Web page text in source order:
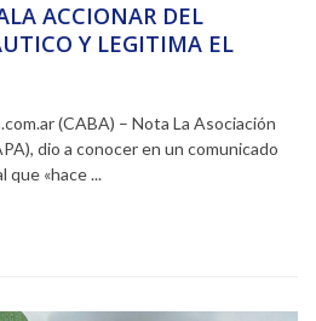
ACCIONAR DEL
Y LEGITIMA EL
VS. LA «ESENCIALIDAD»
(CABA) – Nota La Asociación
dio a conocer en un comunicado
que «hace ...